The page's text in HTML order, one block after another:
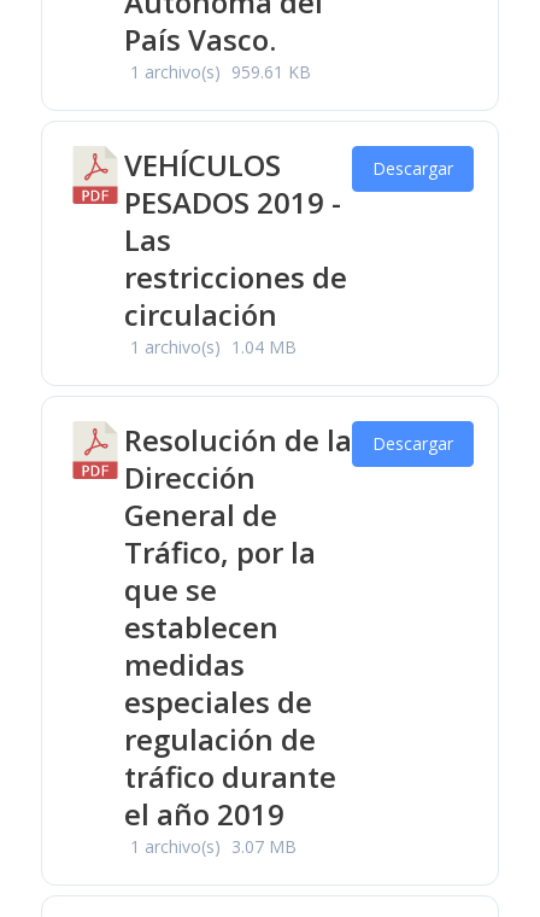
País Vasco.
1 archivo(s) 959.61 KB
VEHÍCULOS
PESADOS 2019 -
Las
restricciones de
circulación
1 archivo(s) 1.04 MB
Descargar
Resolución de la
Dirección
General de
Tráfico, por la
que se
establecen
medidas
especiales de
regulación de
tráfico durante
el año 2019
1 archivo(s) 3.07 MB
Descargar